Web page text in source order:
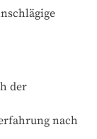
der
nach